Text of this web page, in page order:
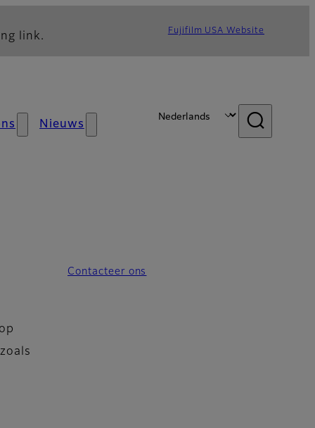
link. Fujifilm USA Website
Nieuws
Contacteer ons